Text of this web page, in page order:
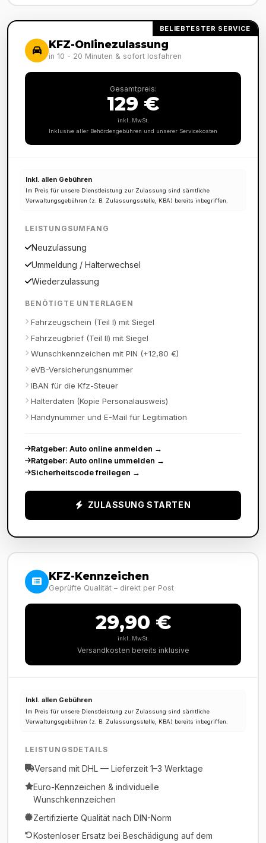
BELIEBTESTER SERVICE
KFZ-Onlinezulassung
in 10 - 20 Minuten & sofort losfahren
Gesamtpreis:
129 €
inkl. MwSt.
Inklusive aller Behördengebühren und unserer Servicekosten
Inkl. allen Gebühren
Im Preis für unsere Dienstleistung zur Zulassung sind sämtliche
Verwaltungsgebühren (z. B. Zulassungsstelle, KBA) bereits inbegriffen.
LEISTUNGSUMFANG
Neuzulassung
Ummeldung / Halterwechsel
Wiederzulassung
BENÖTIGTE UNTERLAGEN
Fahrzeugschein (Teil I) mit Siegel
Fahrzeugbrief (Teil II) mit Siegel
Wunschkennzeichen mit PIN (+12,80 €)
eVB-Versicherungsnummer
IBAN für die Kfz-Steuer
Halterdaten (Kopie Personalausweis)
Handynummer und E-Mail für Legitimation
Ratgeber: Auto online anmelden →
Ratgeber: Auto online ummelden →
Sicherheitscode freilegen →
ZULASSUNG STARTEN
KFZ-Kennzeichen
Geprüfte Qualität – direkt per Post
29,90 €
inkl. MwSt.
Versandkosten bereits inklusive
Inkl. allen Gebühren
Im Preis für unsere Dienstleistung zur Zulassung sind sämtliche
Verwaltungsgebühren (z. B. Zulassungsstelle, KBA) bereits inbegriffen.
LEISTUNGSDETAILS
Versand mit DHL — Lieferzeit 1–3 Werktage
Euro-Kennzeichen & individuelle
Wunschkennzeichen
Zertifizierte Qualität nach DIN-Norm
Kostenloser Ersatz bei Beschädigung auf dem